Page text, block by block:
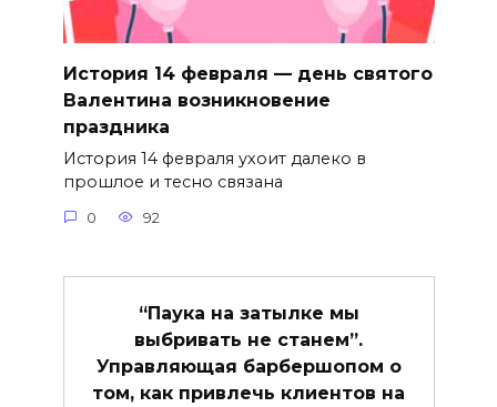
История 14 февраля — день святого
Валентина возникновение
праздника
История 14 февраля ухоит далеко в
прошлое и тесно связана
0 92
“Паука на затылке мы
выбривать не станем”.
Управляющая барбершопом о
том, как привлечь клиентов на